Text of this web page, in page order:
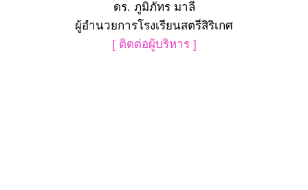
ดร. ภูมิภัทร มาลี
ผู้อำนวยการโรงเรียนสตรีสิริเกศ
[ ติดต่อผู้บริหาร ]